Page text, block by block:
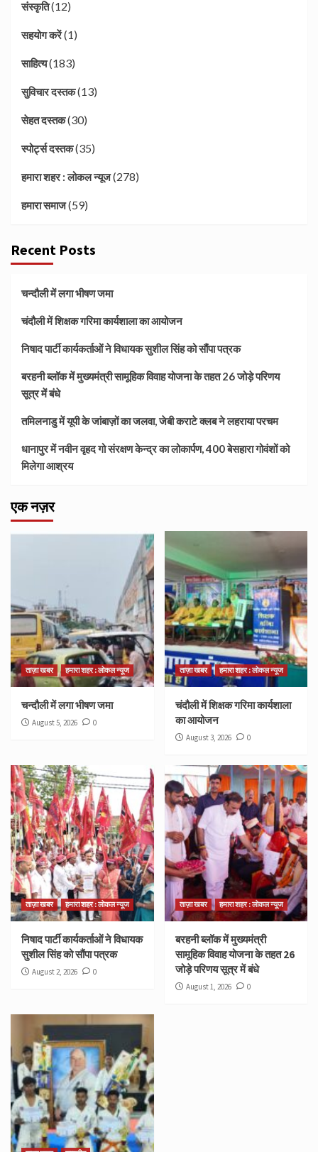
संस्कृति(12)
सहयोग करें(1)
साहित्य(183)
सुविचार दस्तक(13)
सेहत दस्तक(30)
स्पोर्ट्स दस्तक(35)
हमारा शहर : लोकल न्यूज(278)
हमारा समाज(59)
Recent Posts
चन्दौली में लगा भीषण जमा
चंदौली में शिक्षक गरिमा कार्यशाला का आयोजन
निषाद पार्टी कार्यकर्ताओं ने विधायक सुशील सिंह को सौंपा पत्रक
बरहनी ब्लॉक में मुख्यमंत्री सामूहिक विवाह योजना के तहत 26 जोड़े परिणय
सूत्र में बंधे
तमिलनाडु में यूपी के जांबाज़ों का जलवा, जेबी कराटे क्लब ने लहराया परचम
धानापुर में नवीन वृहद गो संरक्षण केन्द्र का लोकार्पण, 400 बेसहारा गोवंशों को
मिलेगा आश्रय
एक नज़र
ताज़ा खबर हमारा शहर : लोकल न्यूज
चन्दौली में लगा भीषण जमा
August 5, 2026 0
ताज़ा खबर हमारा शहर : लोकल न्यूज
चंदौली में शिक्षक गरिमा कार्यशाला
का आयोजन
August 3, 2026 0
ताज़ा खबर हमारा शहर : लोकल न्यूज
निषाद पार्टी कार्यकर्ताओं ने विधायक
सुशील सिंह को सौंपा पत्रक
August 2, 2026 0
ताज़ा खबर हमारा शहर : लोकल न्यूज
बरहनी ब्लॉक में मुख्यमंत्री
सामूहिक विवाह योजना के तहत 26
जोड़े परिणय सूत्र में बंधे
August 1, 2026 0